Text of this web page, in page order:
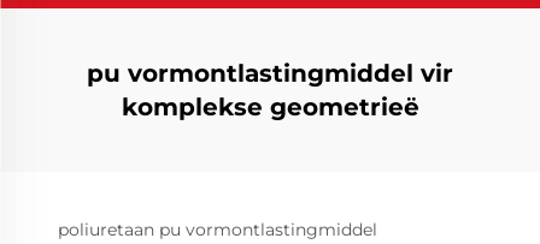
pu vormontlastingmiddel vir
komplekse geometrieë
poliuretaan pu vormontlastingmiddel